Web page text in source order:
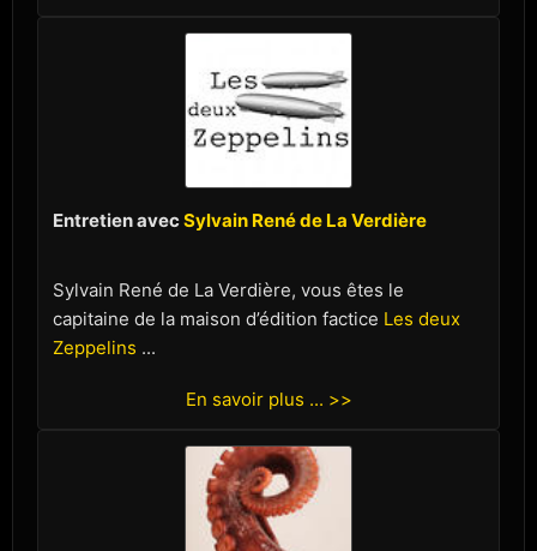
Entretien avecSylvain René de La Verdière
Sylvain René de La Verdière, vous êtes le
capitaine de la maison d’édition factice Les deux
Zeppelins ...
En savoir plus ... >>